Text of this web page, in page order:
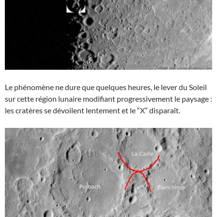
Le phénomène ne dure que quelques heures, le lever du Soleil
sur cette région lunaire modifiant progressivement le paysage :
les cratères se dévoilent lentement et le “X” disparaît.